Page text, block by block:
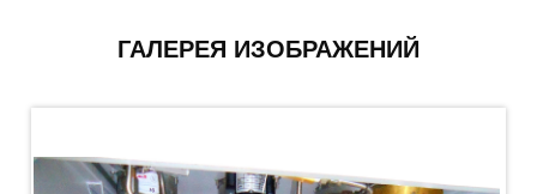
Copper Band Press for Ammunition Shell
Cv And Control Valve Test Rig
Aero Engine Preservation Manufacturer
Manual Nitrogen Generation Plant with Integrated
Air Compressor
ГАЛЕРЕЯ ИЗОБРАЖЕНИЙ